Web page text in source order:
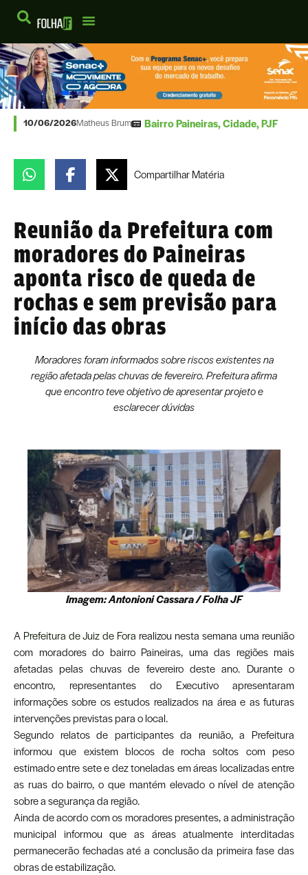
10/06/2026Matheus Brum Bairro Paineiras,Cidade,PJF
CompartilharMatéria
Reunião da Prefeitura com
moradores do Paineiras
aponta risco de queda de
rochas e sem previsão para
início das obras
Moradores foram informados sobre riscos existentes na
região afetada pelas chuvas de fevereiro. Prefeitura afirma
que encontro teve objetivo de apresentar projeto e
esclarecer dúvidas
Imagem: Antonioni Cassara / Folha JF
A Prefeitura de Juiz de Fora realizou nesta semana uma reunião
com moradores do bairro Paineiras, uma das regiões mais
afetadas pelas chuvas de fevereiro deste ano. Durante o
encontro, representantes do Executivo apresentaram
informações sobre os estudos realizados na área e as futuras
intervenções previstas para o local.
Segundo relatos de participantes da reunião, a Prefeitura
informou que existem blocos de rocha soltos com peso
estimado entre sete e dez toneladas em áreas localizadas entre
as ruas do bairro, o que mantém elevado o nível de atenção
sobre a segurança da região.
Ainda de acordo com os moradores presentes, a administração
municipal informou que as áreas atualmente interditadas
permanecerão fechadas até a conclusão da primeira fase das
obras de estabilização.